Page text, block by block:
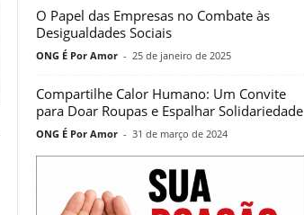
O Papel das Empresas no Combate às
Desigualdades Sociais
ONG É Por Amor - 25 de janeiro de 2025
Compartilhe Calor Humano: Um Convite
para Doar Roupas e Espalhar Solidariedade
ONG É Por Amor - 31 de março de 2024